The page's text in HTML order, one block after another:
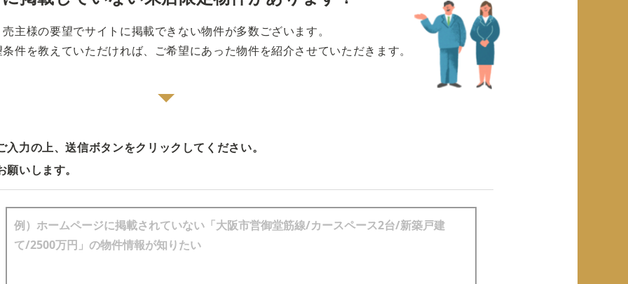
売主様の要望でサイトに掲載できない物件が多数ございます。
件を教えていただければ、ご希望にあった物件を紹介させていただきます。
力の上、送信ボタンをクリックしてください。
いします。